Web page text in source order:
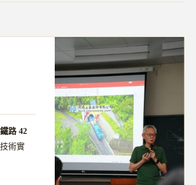
路 42
術實